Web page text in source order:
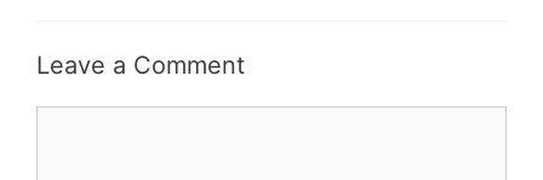
Leave a Comment